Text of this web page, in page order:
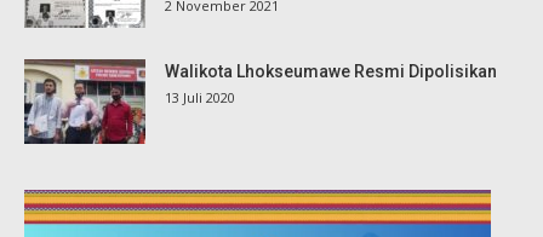
2 November 2021
Walikota Lhokseumawe Resmi Dipolisikan
13 Juli 2020